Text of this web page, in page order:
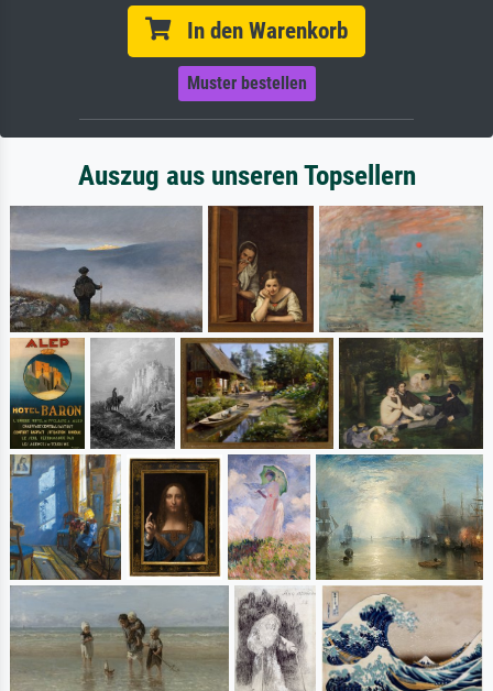
In den Warenkorb
Muster bestellen
Auszug aus unseren Topsellern